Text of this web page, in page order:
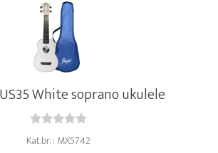
White soprano ukulele
Kat.br. : MX5742